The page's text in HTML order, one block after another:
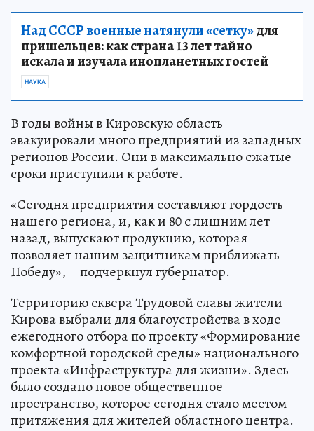
Над СССР военные натянули «сетку»для
пришельцев: как страна 13 лет тайно
искала и изучала инопланетных гостей
НАУКА
В годы войны в Кировскую область
эвакуировали много предприятий из западных
регионов России. Они в максимально сжатые
сроки приступили к работе.
«Сегодня предприятия составляют гордость
нашего региона, и, как и 80 с лишним лет
назад, выпускают продукцию, которая
позволяет нашим защитникам приближать
Победу», – подчеркнул губернатор.
Территорию сквера Трудовой славы жители
Кирова выбрали для благоустройства в ходе
ежегодного отбора по проекту «Формирование
комфортной городской среды» национального
проекта «Инфраструктура для жизни». Здесь
было создано новое общественное
пространство, которое сегодня стало местом
притяжения для жителей областного центра.